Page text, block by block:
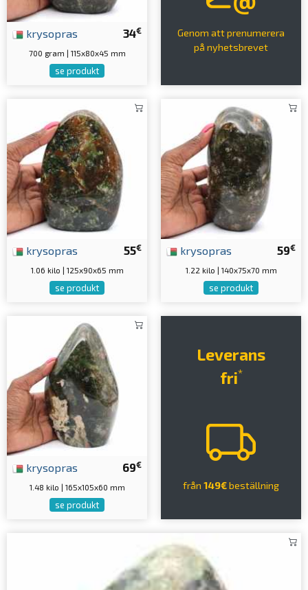
34€
krysopras
700 gram | 115x80x45 mm
se produkt
Genom att prenumerera
på nyhetsbrevet
55€
krysopras
1.06 kilo | 125x90x65 mm
se produkt
59€
krysopras
1.22 kilo | 140x75x70 mm
se produkt
69€
krysopras
1.48 kilo | 165x105x60 mm
se produkt
Leverans
fri*
från 149€beställning